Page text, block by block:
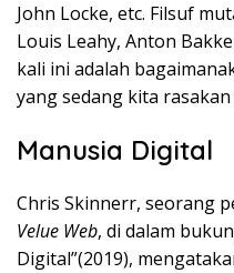
John Locke, etc. Filsuf
Louis Leahy, Anton
kali ini adalah
yang sedang kita
Manusia Digital
Chris Skinnerr, seorang
Velue Web, di dalam
Digital”(2019),